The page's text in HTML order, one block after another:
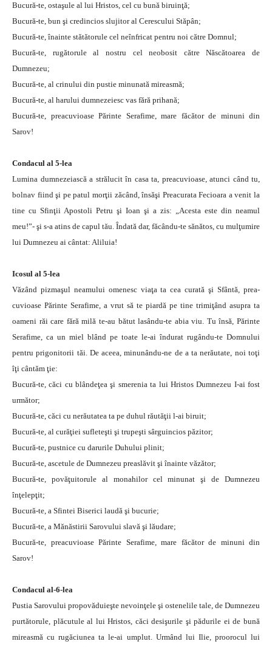
Bucură-te, ostaşule al lui Hristos, cel cu bună biruinţă;
Bucură-te, bun şi credincios slujitor al Cerescului Stăpân;
Bucură-te, înainte stătătorule cel neînfricat pentru noi către Domnul;
Bucură-te, rugătorule al nostru cel neobosit către Născătoarea de
Dumnezeu;
Bucură-te, al crinului din pustie minunată mireasmă;
Bucură-te, al harului dumnezeiesc vas fără prihană;
Bucură-te, preacuvioase Părinte Serafime, mare făcător de minuni din
Sarov!
Condacul al 5-lea
Lumina dumnezeiască a strălucit în casa ta, preacuvioase, atunci când tu,
bolnav fiind şi pe patul morţii zăcând, însăşi Preacurata Fecioara a venit la
tine cu Sfinţii Apostoli Petru şi Ioan şi a zis: „Acesta este din neamul
meu!”- şi s-a atins de capul tău. Îndată dar, făcându-te sănătos, cu mulţumire
lui Dumnezeu ai cântat: Aliluia!
Icosul al 5-lea
Văzând pizmaşul neamului omenesc viaţa ta cea curată şi Sfântă, prea-
cuvioase Părinte Serafime, a vrut să te piardă pe tine trimiţând asupra ta
oameni răi care fără milă te-au bătut lasându-te abia viu. Tu însă, Părinte
Serafime, ca un miel blând pe toate le-ai îndurat rugându-te Domnului
pentru prigonitorii tăi. De aceea, minunându-ne de a ta nerăutate, noi toţi
îţi cântăm ţie:
Bucură-te, căci cu blândeţea şi smerenia ta lui Hristos Dumnezeu I-ai fost
următor;
Bucură-te, căci cu nerăutatea ta pe duhul răutăţii l-ai biruit;
Bucură-te, al curăţiei sufleteşti şi trupeşti sârguincios păzitor;
Bucură-te, pustnice cu darurile Duhului plinit;
Bucură-te, ascetule de Dumnezeu preaslăvit şi înainte văzător;
Bucură-te, povăţuitorule al monahilor cel minunat şi de Dumnezeu
înţelepţit;
Bucură-te, a Sfintei Biserici laudă şi bucurie;
Bucură-te, a Mănăstirii Sarovului slavă şi lăudare;
Bucură-te, preacuvioase Părinte Serafime, mare făcător de minuni din
Sarov!
Condacul al-6-lea
Pustia Sarovului propovăduieşte nevoinţele şi ostenelile tale, de Dumnezeu
purtătorule, plăcutule al lui Hristos, căci desişurile şi pădurile ei de bună
mireasmă cu rugăciunea ta le-ai umplut. Urmând lui Ilie, proorocul lui